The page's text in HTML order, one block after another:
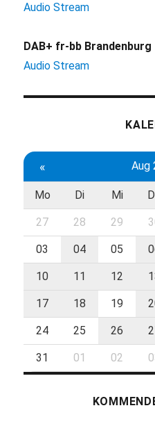
Audio Stream
DAB+ fr-bb Brandenburg
Audio Stream
« Aug
Mo Di Mi
27 28 29
03 04 05
10 11 12
17 18 19
24 25 26
31 01 02